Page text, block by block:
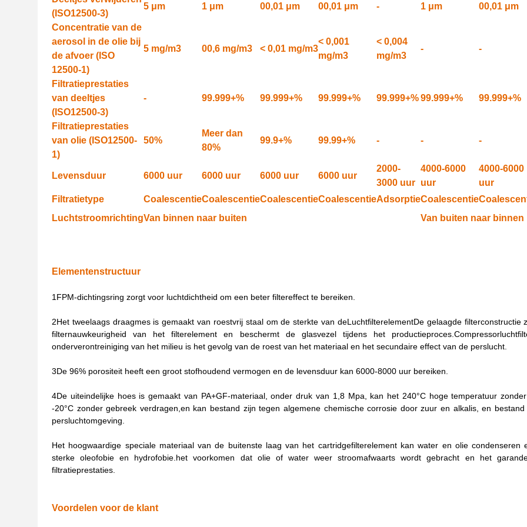
(ISO12500-3)
5 μm 1 μm 00,01 μm 00,01 μm - 1 μm 00,01 μm
Concentratie van de
aerosol in de olie bij
de afvoer (ISO
12500-1)
5 mg/m3 00,6 mg/m3 < 0,01 mg/m3
< 0,001
mg/m3
< 0,004
mg/m3
- -
Filtratieprestaties
van deeltjes
(ISO12500-3)
- 99.999+% 99.999+% 99.999+% 99.999+%99.999+% 99.999+%
Filtratieprestaties
van olie (ISO12500-
1)
50%
Meer dan
80%
99.9+% 99.99+% - - -
Levensduur 6000 uur 6000 uur 6000 uur 6000 uur
2000-
3000 uur
4000-6000
uur
4000-6000
uur
Filtratietype
CoalescentieCoalescentieCoalescentieCoalescentieAdsorptieCoalescentie
LuchtstroomrichtingVan binnen naar buiten Van buiten naar binnen
Elementenstructuur
1FPM-dichtingsring zorgt voor luchtdichtheid om een beter filtereffect te bereiken.
2Het tweelaags draagmes is gemaakt van roestvrij staal om de sterkte van deLuchtfilterelementDe gelaagde filterconstructie
filternauwkeurigheid van het filterelement en beschermt de glasvezel tijdens het productieproces.
onderverontreiniging van het milieu is het gevolg van de roest van het materiaal en het secundaire effect van de perslucht.
3De 96% porositeit heeft een groot stofhoudend vermogen en de levensduur kan 6000-8000 uur bereiken.
4De uiteindelijke hoes is gemaakt van PA+GF-materiaal, onder druk van 1,8 Mpa, kan het 240°C hoge temperatuur
-20°C zonder gebreek verdragen,en kan bestand zijn tegen algemene chemische corrosie door zuur en alkalis, en
persluchtomgeving.
Het hoogwaardige speciale materiaal van de buitenste laag van het cartridgefilterelement kan water en olie condenseren
sterke oleofobie en hydrofobie.het voorkomen dat olie of water weer stroomafwaarts wordt gebracht en het
filtratieprestaties.
Voordelen voor de klant